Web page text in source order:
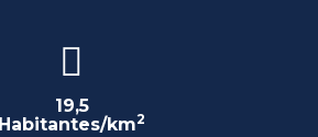
19,5
Habitantes/km2